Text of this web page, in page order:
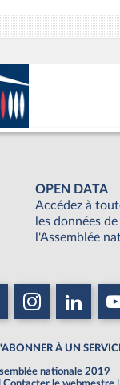
OPEN DATA
Accédez à
les données de
l'Assemblée
À UN
nationale 2019